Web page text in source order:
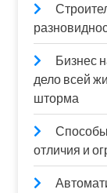
Бизнес
дело всей
шторма
отличия и